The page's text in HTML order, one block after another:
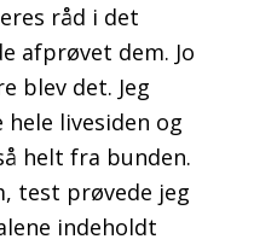
råd i det
afprøvet dem. Jo
blev det. Jeg
livesiden og
helt fra bunden.
test prøvede jeg
indeholdt